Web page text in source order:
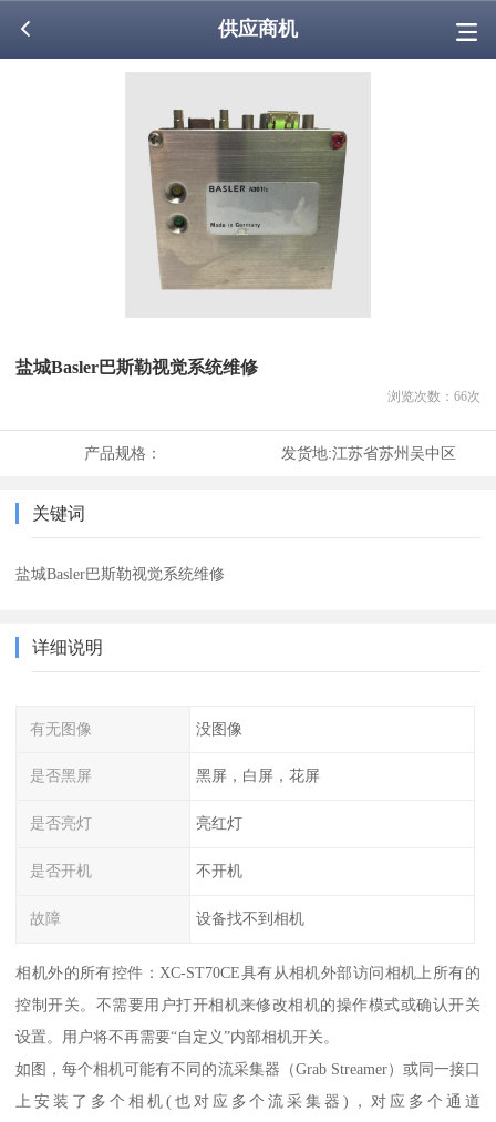
供应商机
盐城Basler巴斯勒视觉系统维修
浏览次数： 66次
产品规格： 发货地:江苏省苏州吴中区
关键词
盐城Basler巴斯勒视觉系统维修
详细说明
有无图像 没图像
是否黑屏 黑屏，白屏，花屏
是否亮灯 亮红灯
是否开机 不开机
故障 设备找不到相机
相机外的所有控件：XC-ST70CE具有从相机外部访问相机上所有的
控制开关。不需要用户打开相机来修改相机的操作模式或确认开关
设置。用户将不再需要“自定义”内部相机开关。
如图，每个相机可能有不同的流采集器（Grab Streamer）或同一接口
上安装了多个相机(也对应多个流采集器)，对应多个通道